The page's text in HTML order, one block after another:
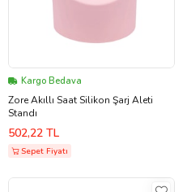
Kargo Bedava
Zore Akıllı Saat Silikon Şarj Aleti
Standı
502,22 TL
Sepet Fiyatı